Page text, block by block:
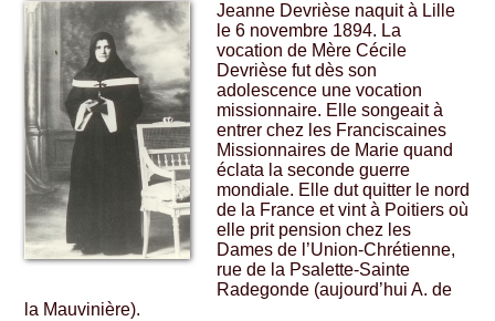
Jeanne Devrièse naquit à Lille
le 6 novembre 1894. La
vocation de Mère Cécile
Devrièse fut dès son
adolescence une vocation
missionnaire. Elle songeait à
entrer chez les Franciscaines
Missionnaires de Marie quand
éclata la seconde guerre
mondiale. Elle dut quitter le nord
de la France et vint à Poitiers où
elle prit pension chez les
Dames de l’Union-Chrétienne,
rue de la Psalette-Sainte
Radegonde (aujourd’hui A. de
la Mauvinière).